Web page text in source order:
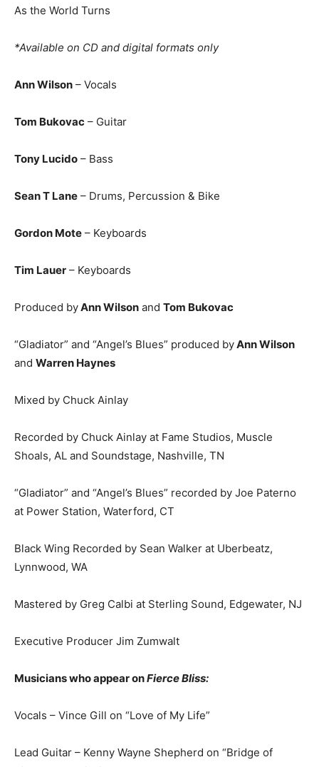
As the World Turns
*Available on CD and digital formats only
Ann Wilson – Vocals
Tom Bukovac – Guitar
Tony Lucido – Bass
Sean T Lane – Drums, Percussion & Bike
Gordon Mote – Keyboards
Tim Lauer – Keyboards
Produced byAnn Wilson and Tom Bukovac
“Gladiator” and “Angel’s Blues” produced byAnn Wilson
and Warren Haynes
Mixed by Chuck Ainlay
Recorded by Chuck Ainlay at Fame Studios, Muscle
Shoals, AL and Soundstage, Nashville, TN
“Gladiator” and “Angel’s Blues” recorded by Joe Paterno
at Power Station, Waterford, CT
Black Wing Recorded by Sean Walker at Uberbeatz,
Lynnwood, WA
Mastered by Greg Calbi at Sterling Sound, Edgewater, NJ
Executive Producer Jim Zumwalt
Musicians who appear onFierce Bliss:
Vocals – Vince Gill on “Love of My Life”
Lead Guitar – Kenny Wayne Shepherd on “Bridge of